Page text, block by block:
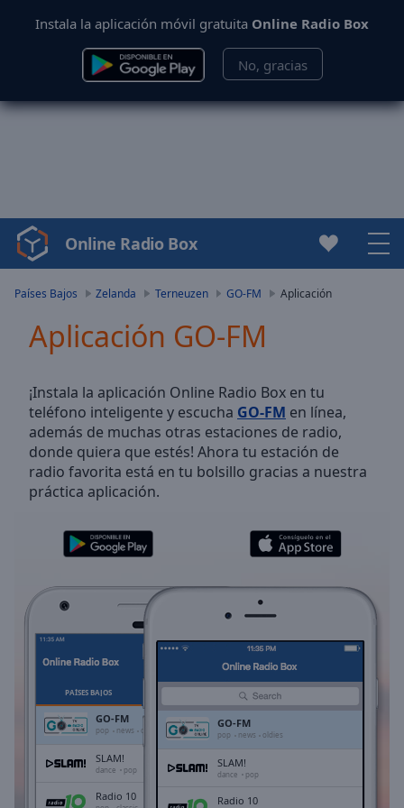
Instala la aplicación móvil gratuita Online Radio Box
No, gracias
Video
Player
Play
Video
Skip
Backward
Skip
Forward
Mute
Current
Time0:00
Duration-:-
Stream
Type
LIVE
Seek to
currently
Remaining
Online Radio Box
Países Bajos Zelanda Terneuzen GO-FM Aplicación
Aplicación GO-FM
¡Instala la aplicación Online Radio Box en tu
teléfono inteligente y escucha GO-FM en línea,
además de muchas otras estaciones de radio,
donde quiera que estés! Ahora tu estación de
radio favorita está en tu bolsillo gracias a nuestra
práctica aplicación.
PAÍSES BAJOS
GO-FM
pop news oldies
SLAM!
dance pop
Radio 10
GO-FM
pop news oldies
SLAM!
dance pop
Radio 10